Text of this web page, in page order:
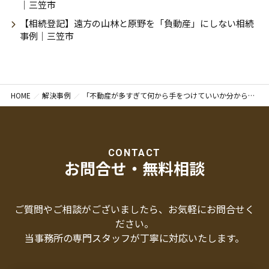
｜三笠市
【相続登記】遠方の山林と原野を「負動産」にしない相続
事例｜三笠市
HOME 解決事例 「不動産が多すぎて何から手をつけていいか分からない」遠方の16筆の相続登記を一括で完了した解決事例｜札幌市豊平区
CONTACT
お問合せ・無料相談
ご質問やご相談がございましたら、お気軽にお問合せく
ださい。
当事務所の専門スタッフが丁寧に対応いたします。